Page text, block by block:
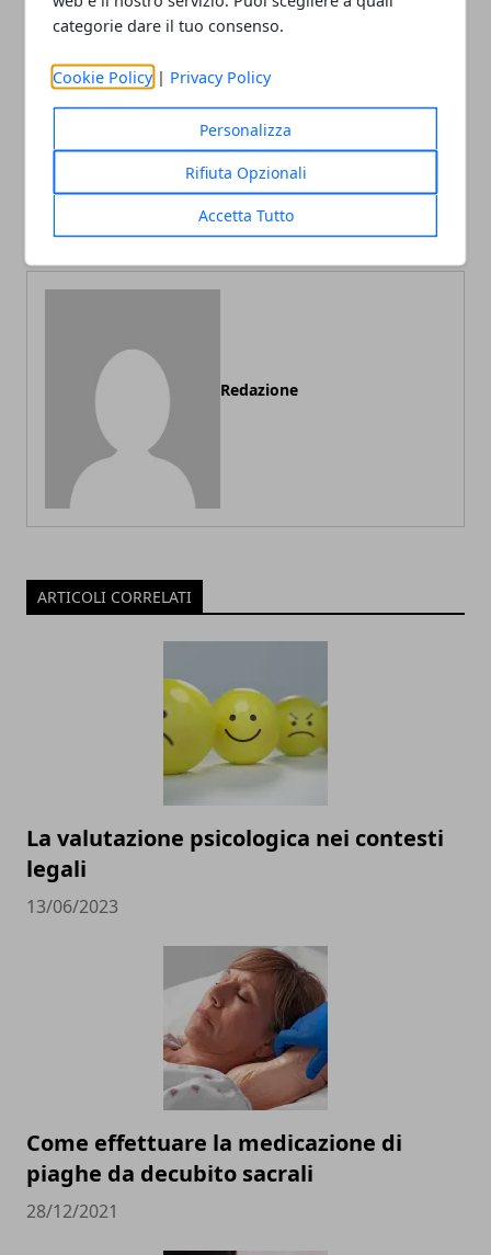
categorie dare il tuo consenso.
Cookie Policy | Privacy Policy
Personalizza
Rifiuta Opzionali
Accetta Tutto
Feci nere causa e sintomi,
Malattia di Lyme: diagnosi,
Redazione
ARTICOLI CORRELATI
La valutazione psicologica nei contesti
legali
13/06/2023
Come effettuare la medicazione di
piaghe da decubito sacrali
28/12/2021